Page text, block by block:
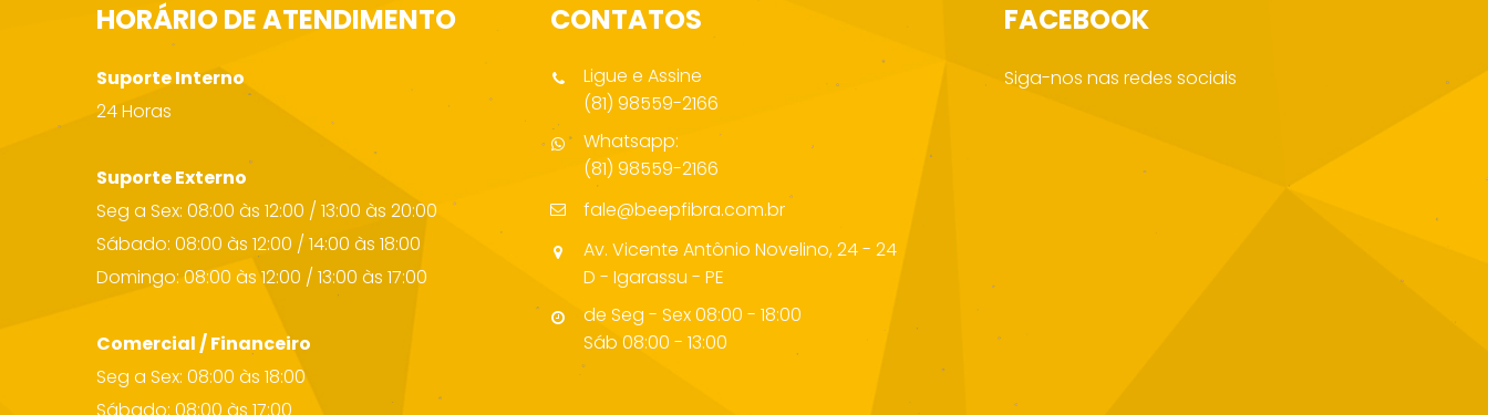
HORÁRIO DE ATENDIMENTO
Suporte Interno
24 Horas
Suporte Externo
Seg a Sex: 08:00 às 12:00 / 13:00 às 20:00
Sábado: 08:00 às 12:00 / 14:00 às 18:00
Domingo: 08:00 às 12:00 / 13:00 às 17:00
Comercial / Financeiro
Seg a Sex: 08:00 às 18:00
CONTATOS
Ligue e Assine
(81) 98559-2166
Whatsapp:
(81) 98559-2166
fale@beepfibra.com.br
Av. Vicente Antônio Novelino, 24 - 24
D - Igarassu - PE
de Seg - Sex 08:00 - 18:00
Sáb 08:00 - 13:00
FACEBOOK
Siga-nos nas redes sociais